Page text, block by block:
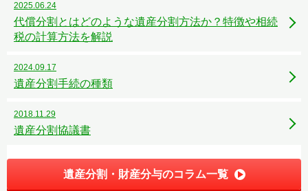
2025.06.24
代償分割とはどのような遺産分割方法か？特徴や相続
税の計算方法を解説
2024.09.17
遺産分割手続の種類
2018.11.29
遺産分割協議書
遺産分割・財産分与のコラム一覧